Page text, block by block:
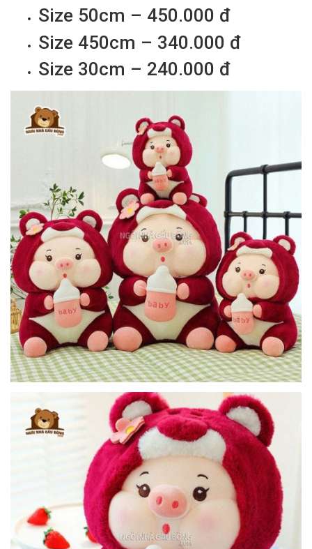
Size 50cm – 450.000 đ
Size 450cm – 340.000 đ
Size 30cm – 240.000 đ